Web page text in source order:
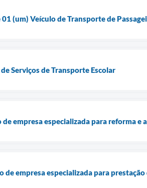
(um) Veículo de Transporte de
Serviços de Transporte Escolar
empresa especializada para reforma e
empresa especializada para